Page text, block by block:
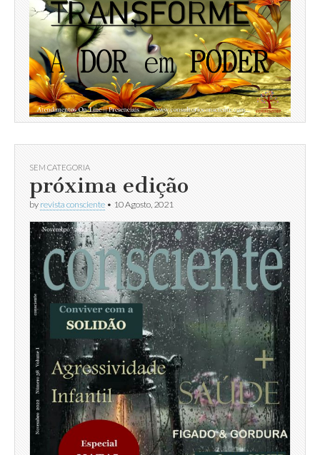
SEM CATEGORIA
próxima edição
by revista consciente • 10 Agosto, 2021